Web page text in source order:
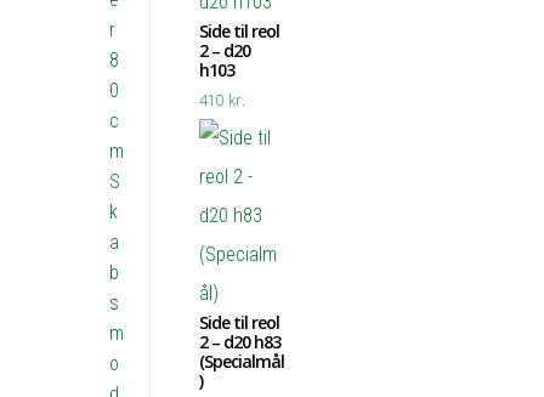
Side til reol
2 – d20
h103
410 kr.
Side til reol
2 – d20 h83
(Specialmål
)
r
8
0
c
m
S
k
a
b
s
m
o